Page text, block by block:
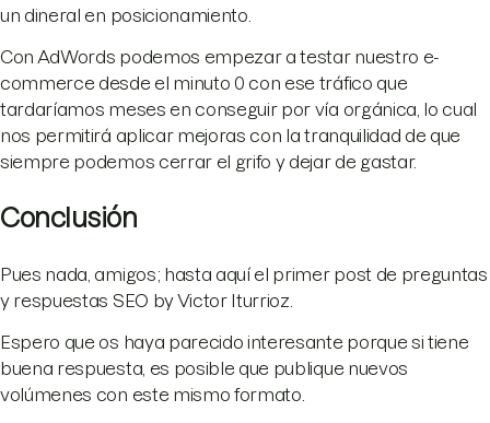
un dineral en posicionamiento.
Con AdWords podemos empezar a testar nuestro e-
commerce desde el minuto 0 con ese tráfico que
tardaríamos meses en conseguir por vía orgánica, lo cual
nos permitirá aplicar mejoras con la tranquilidad de que
siempre podemos cerrar el grifo y dejar de gastar.
Conclusión
Pues nada, amigos; hasta aquí el primer post de preguntas
y respuestas SEO by Victor Iturrioz.
Espero que os haya parecido interesante porque si tiene
buena respuesta, es posible que publique nuevos
volúmenes con este mismo formato.